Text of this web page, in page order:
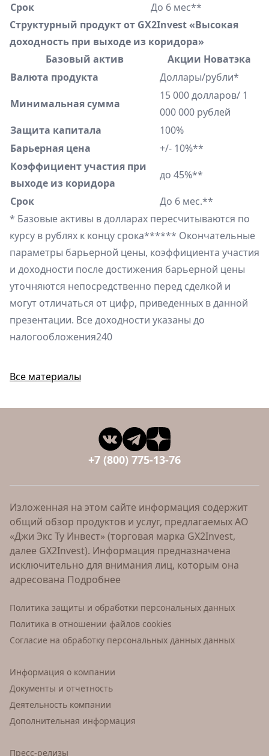
Срок
До 6 мес**
Структурный продукт от GX2Invest «Высокая
доходность при выходе из коридора»
Базовый актив
Акции Новатэка
Валюта продукта
Доллары/рубли*
Минимальная сумма
15 000 долларов/ 1
000 000 рублей
Защита капитала
100%
Барьерная цена
+/- 10%**
Коэффициент участия при
выходе из коридора
до 45%**
Срок
До 6 мес.**
* Базовые активы в долларах пересчитываются по
курсу в рублях к концу срока****** Окончательные
параметры барьерной цены, коэффициента участия
и доходности после достижения барьерной цены
уточняются непосредственно перед сделкой и
могут отличаться от цифр, приведенных в данной
презентации. Все доходности указаны до
налогообложения240
Все материалы
+7 (800) 775-13-76
Изложенная на этом сайте информация содержит
общий обзор продуктов и услуг, предлагаемых АО
«Джи Экс Ту Инвест» (торговая марка GX2Invest,
далее GX2Invest). Информация предназначена
исключительно для внимания лиц, которым она
адресована Подробнее
Политика защиты и обработки персональных данных
Политика в отношении файлов cookies
Согласие на обработку персональных данных данных
Информация о компании
Документы и отчетность
Деятельность компании
Дополнительная информация
Пресс-релизы